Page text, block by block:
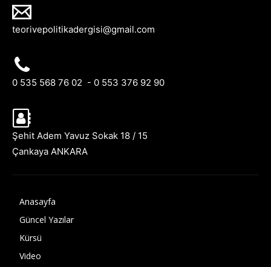
teorivepolitikadergisi@gmail.com
0 535 568 76 02 - 0 553 376 92 90
Şehit Adem Yavuz Sokak 18 / 15
Çankaya ANKARA
Anasayfa
Güncel Yazılar
Kürsü
Video